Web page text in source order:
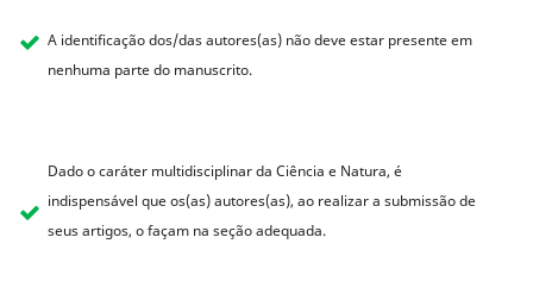
A identificação dos/das autores(as) não deve estar presente em
nenhuma parte do manuscrito.
Dado o caráter multidisciplinar da Ciência e Natura, é
indispensável que os(as) autores(as), ao realizar a submissão de
seus artigos, o façam na seção adequada.